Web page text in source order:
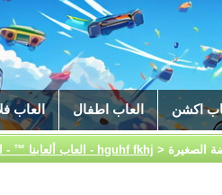
العاب العاب اطفال اكشن
العاب ألعابنا ™ العاب بنات - hguhf fkhj الصغيرة